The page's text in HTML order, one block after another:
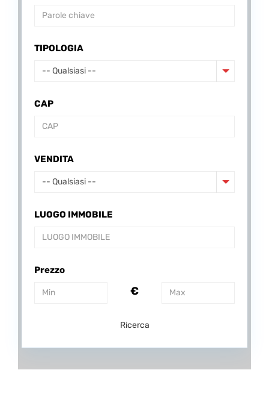
TIPOLOGIA
-- Qualsiasi --
CAP
VENDITA
-- Qualsiasi --
LUOGO IMMOBILE
Prezzo
€
Ricerca